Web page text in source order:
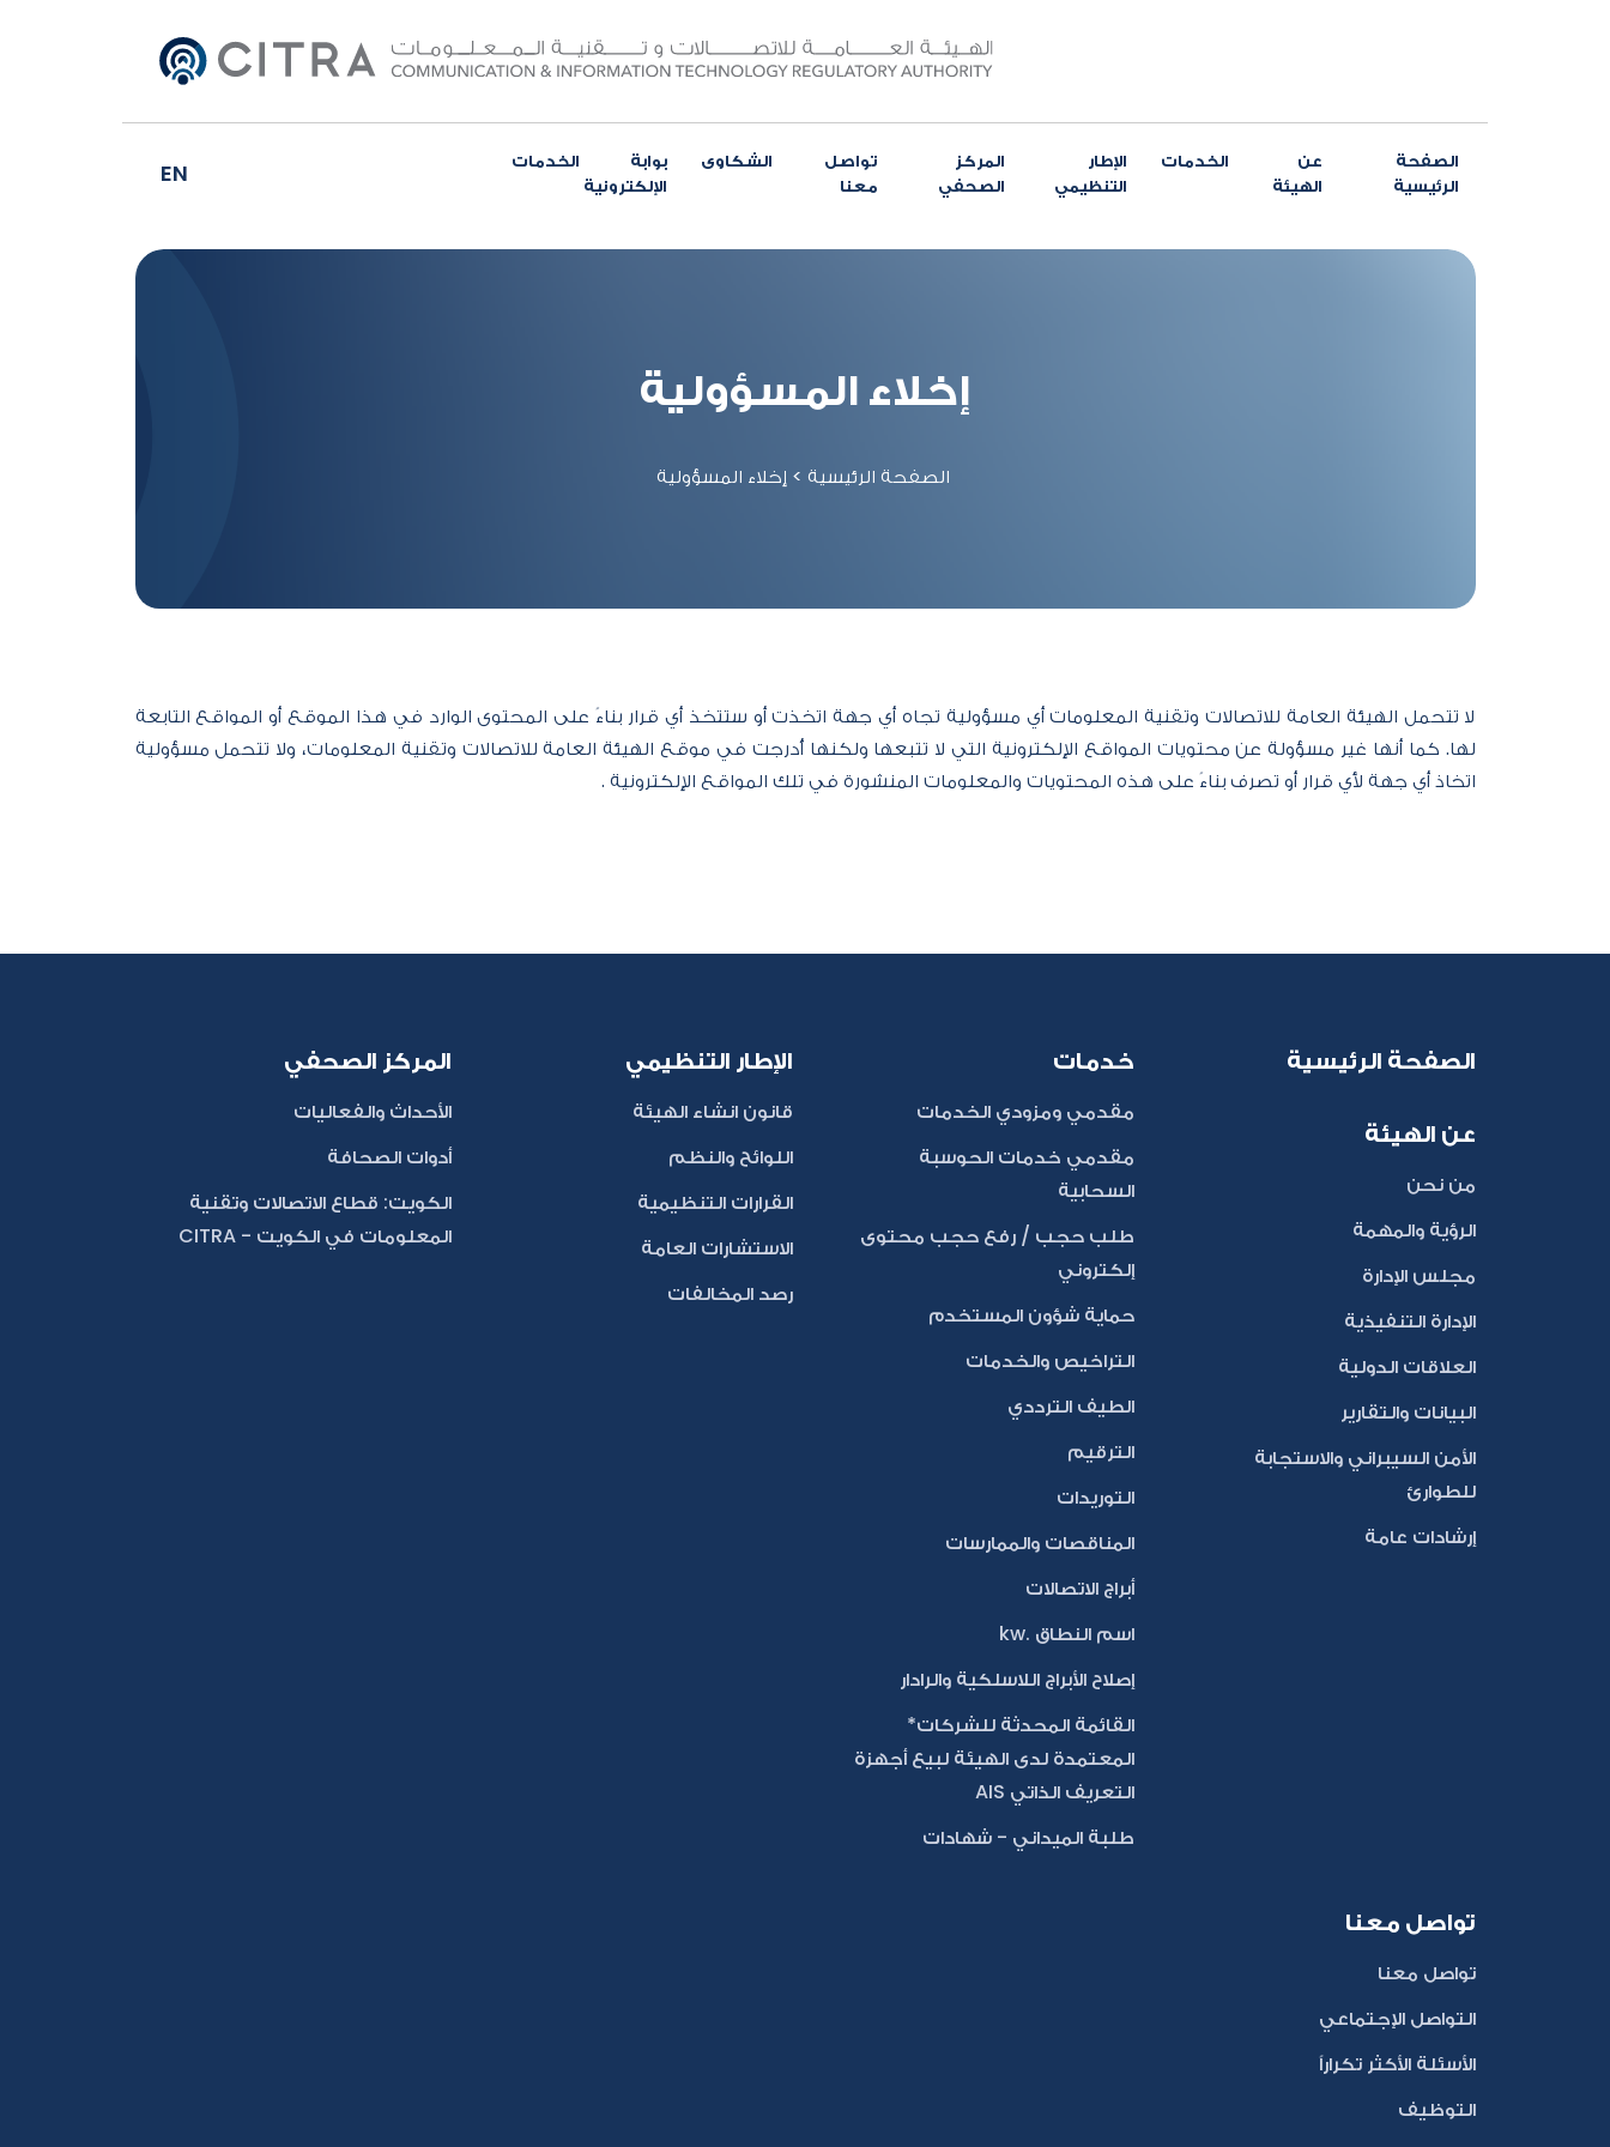
الصفحة
الرئيسية
عن
الهيئة
الخدمات
الإطار
التنظيمي
المركز
الصحفي
تواصل
معنا
الشكاوى
بوابة الخدمات
الإلكترونية
EN
إخلاء المسؤولية
الصفحة الرئيسية >إخلاء المسؤولية
لا تتحمل الهيئة العامة للاتصالات وتقنية المعلومات أي مسؤولية تجاه أي جهة اتخذت أو ستتخذ أي قرار بناءً على المحتوى الوارد في هذا الموقع أو المواقع التابعة
لها. كما أنها غير مسؤولة عن محتويات المواقع الإلكترونية التي لا تتبعها ولكنها أُدرجت في موقع الهيئة العامة للاتصالات وتقنية المعلومات، ولا تتحمل مسؤولية
اتخاذ أي جهة لأي قرار أو تصرف بناءً على هذه المحتويات والمعلومات المنشورة في تلك المواقع الإلكترونية .​​​​ ​​
الصفحة الرئيسية
عن الهيئة
من نحن
الرؤية والمهمة
مجلس الإدارة
الإدارة التنفيذية
العلاقات الدولية
البيانات والتقارير
الأمن السيبراني والاستجابة
للطوارئ
إرشادات عامة
خدمات
مقدمي ومزودي الخدمات
مقدمي خدمات الحوسبة
السحابية
طلب حجب / رفع حجب محتوى
إلكتروني
حماية شؤون المستخدم
التراخيص والخدمات
الطيف الترددي
الترقيم
التوريدات
المناقصات والممارسات
أبراج الاتصالات
اسم النطاق .kw
إصلاح الأبراج اللاسلكية والرادار
القائمة المحدثة للشركات*
المعتمدة لدى الهيئة لبيع أجهزة
التعريف الذاتي AIS
طلبة الميداني - شهادات
الإطار التنظيمي
قانون انشاء الهيئة
اللوائح والنظم
القرارات التنظيمية
الاستشارات العامة
رصد المخالفات
المركز الصحفي
الأحداث والفعاليات
أدوات الصحافة
الكويت: قطاع الاتصالات وتقنية
المعلومات في الكويت - CITRA
تواصل معنا
تواصل معنا
التواصل الإجتماعي
الأسئلة الأكثر تكراراً
التوظيف